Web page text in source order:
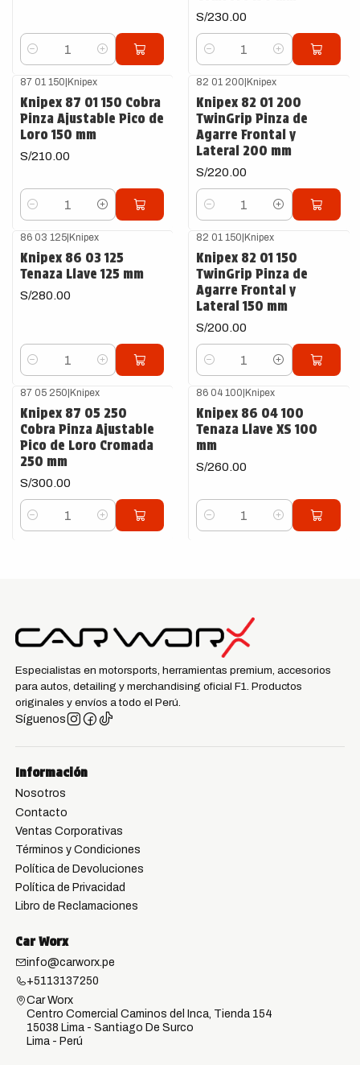
Cantidad
S/230.00
Cantidad
87 01 150|Knipex
Knipex 87 01 150 Cobra
Pinza Ajustable Pico de
Loro 150 mm
S/210.00
Cantidad
82 01 200|Knipex
Knipex 82 01 200
TwinGrip Pinza de
Agarre Frontal y
Lateral 200 mm
S/220.00
Cantidad
86 03 125|Knipex
Knipex 86 03 125
Tenaza Llave 125 mm
S/280.00
Cantidad
82 01 150|Knipex
Knipex 82 01 150
TwinGrip Pinza de
Agarre Frontal y
Lateral 150 mm
S/200.00
Cantidad
87 05 250|Knipex
Knipex 87 05 250
Cobra Pinza Ajustable
Pico de Loro Cromada
250 mm
S/300.00
Cantidad
86 04 100|Knipex
Knipex 86 04 100
Tenaza Llave XS 100
mm
S/260.00
Cantidad
Especialistas en motorsports, herramientas premium, accesorios
para autos, detailing y merchandising oficial F1. Productos
originales y envíos a todo el Perú.
Síguenos
Información
Nosotros
Contacto
Ventas Corporativas
Términos y Condiciones
Política de Devoluciones
Política de Privacidad
Libro de Reclamaciones
Car Worx
info@carworx.pe
+5113137250
Car Worx
Centro Comercial Caminos del Inca, Tienda 154
15038 Lima - Santiago De Surco
Lima - Perú